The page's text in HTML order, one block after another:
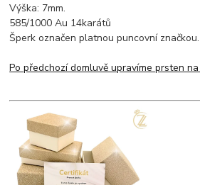
Výška: 7mm.
585/1000 Au 14karátů
Šperk označen platnou puncovní značkou.
Po předchozí domluvě upravíme prsten